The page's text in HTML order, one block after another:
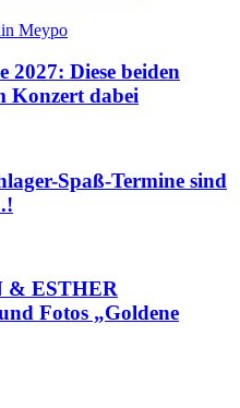
2027: Diese beiden
Konzert dabei
Spaß-Termine sind
& ESTHER
Fotos „Goldene